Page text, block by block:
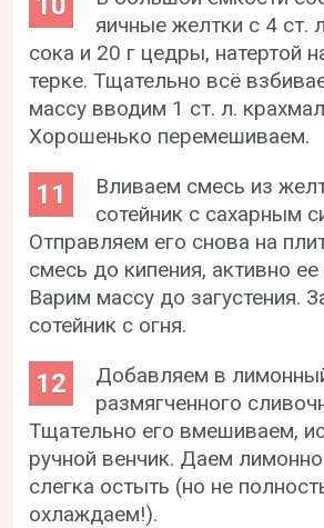
яичные желтки с 4 ст.
сока и 20 г цедры, натертой
терке. Тщательно всё
массу вводим 1 ст. л.
Хорошенько перемешиваем.
Вливаем смесь из
сотейник с сахарным
Отправляем его снова на
смесь до кипения, активно
Варим массу до загустения.
сотейник с огня.
Добавляем в
размягченного
Тщательно его вмешиваем,
ручной венчик. Даем
слегка остыть (но не
охлаждаем!).